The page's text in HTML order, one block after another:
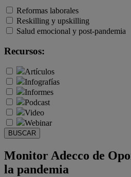
Reformas laborales
Reskilling y upskilling
Salud emocional y post-pandemia
Recursos:
Artículos
Infografías
Informes
Podcast
Video
Webinar
BUSCAR
Monitor Adecco de
la pandemia